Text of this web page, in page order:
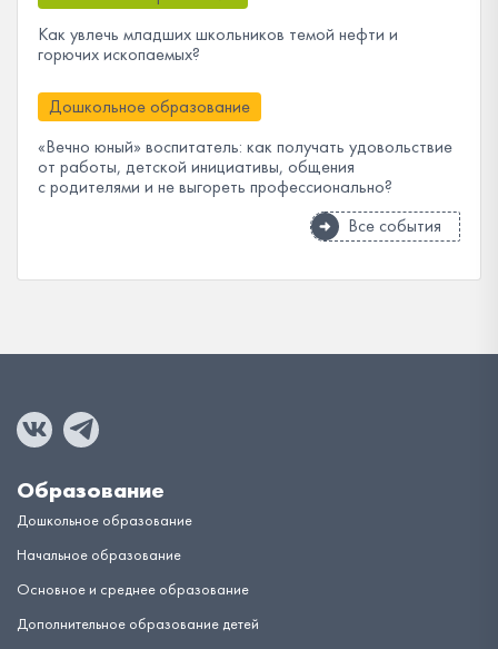
Как увлечь младших школьников темой нефти и
горючих ископаемых?
Дошкольное образование
«Вечно юный» воспитатель: как получать удовольствие
от работы, детской инициативы, общения
с родителями и не выгореть профессионально?
Все события
Образование
Дошкольное образование
Начальное образование
Основное и среднее образование
Дополнительное образование детей